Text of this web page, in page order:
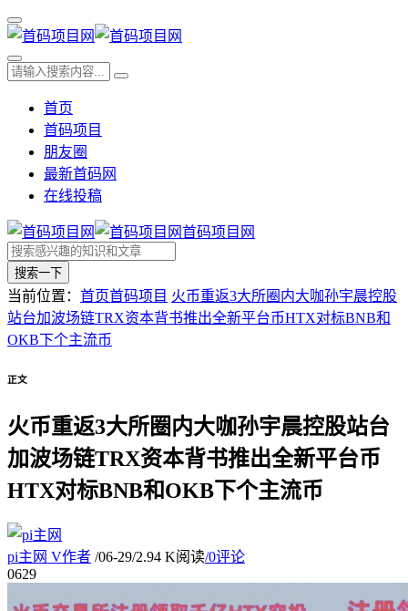
首页
首码项目
朋友圈
最新首码网
在线投稿
首码项目网
搜索一下
当前位置： 首页首码项目 火币重返3大所圈内大咖孙宇晨控股
站台加波场链TRX资本背书推出全新平台币HTX对标BNB和
OKB下个主流币
正文
火币重返3大所圈内大咖孙宇晨控股站台
加波场链TRX资本背书推出全新平台币
HTX对标BNB和OKB下个主流币
pi主网 V作者 /06-29/2.94 K阅读/0评论
0629